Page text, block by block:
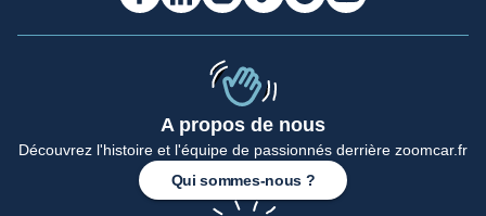
A propos de nous
Découvrez l'histoire et l'équipe de passionnés derrière zoomcar.fr
Qui sommes-nous ?